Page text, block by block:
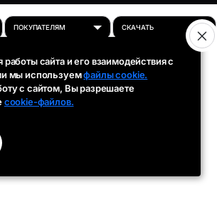
сайта и его взаимодействия с
мы используемфайлы cookie.
с сайтом, Вы разрешаете
cookie-файлов.